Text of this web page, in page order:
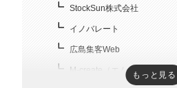
StockSun株式会社
イノバレート
広島集客Web
M-create（エムクリエイト）
もっと見る